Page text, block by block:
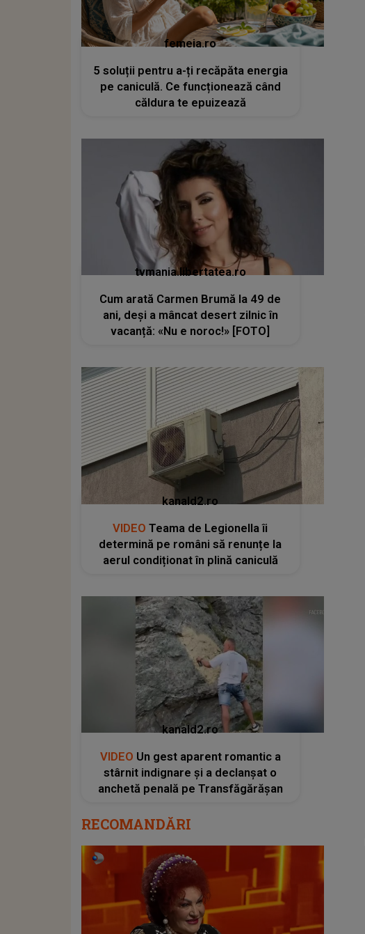
femeia.ro
5 soluții pentru a-ți recăpăta energia
pe caniculă. Ce funcționează când
căldura te epuizează
tvmania.libertatea.ro
Cum arată Carmen Brumă la 49 de
ani, deși a mâncat desert zilnic în
vacanță: «Nu e noroc!» [FOTO]
kanald2.ro
VIDEO Teama de Legionella îi
determină pe români să renunțe la
aerul condiționat în plină caniculă
kanald2.ro
VIDEO Un gest aparent romantic a
stârnit indignare și a declanșat o
anchetă penală pe Transfăgărășan
RECOMANDĂRI